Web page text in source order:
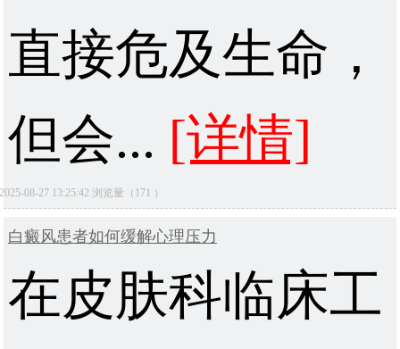
直接危及生命，
但会... [详情]
08-27 13:25:42 浏览量（171 ）
白癜风患者如何缓解心理压力
在皮肤科临床工